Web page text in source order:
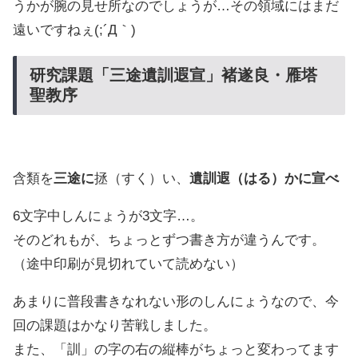
うかが腕の見せ所なのでしょうが…その領域にはまだ
遠いですねぇ(;´Д｀)
研究課題「三途遺訓遐宣」褚遂良・雁塔
聖教序
含類を三途に拯（すく）い、 遺訓遐（はる）かに宣べ
6文字中しんにょうが3文字…。
そのどれもが、ちょっとずつ書き方が違うんです。
（途中印刷が見切れていて読めない）
あまりに普段書きなれない形のしんにょうなので、今
回の課題はかなり苦戦しました。
また、「訓」の字の右の縦棒がちょっと変わってます